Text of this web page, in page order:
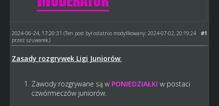
#1
2024-06-24, 17:20:31 (Ten post był ostatnio modyfikowany: 2024-07-02, 20:19:24
przez szuwarek.)
Zasady rozgrywek Ligi Juniorów:
Zawody rozgrywane są w PONIEDZIAŁKI w postaci
czwórmeczów juniorów.